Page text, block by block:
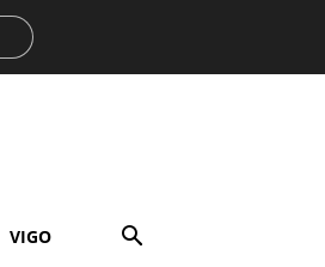
VIGO